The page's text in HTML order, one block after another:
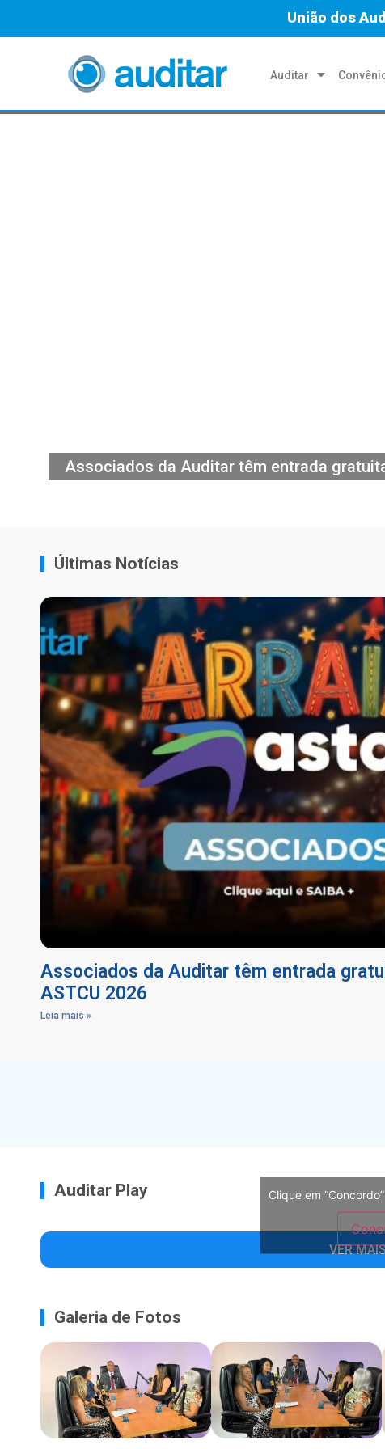
União dos
Auditar
Associados da Auditar têm entrada
Últimas Notícias
Associados da Auditar têm entrada
ASTCU 2026
Leia mais »
Auditar Play Clique em
VER
Galeria de Fotos